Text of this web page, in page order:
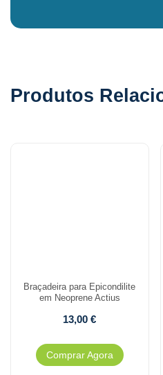
Produtos
Braçadeira para Epicondilite
em Neoprene Actius
13,00€
Comprar Agora